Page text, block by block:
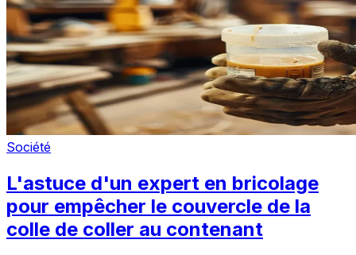
Société
L'astuce d'un expert en bricolage
pour empêcher le couvercle de la
colle de coller au contenant